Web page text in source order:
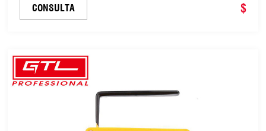
superbrillante/luz de trabajo (RH-L009)
CONSULTA $